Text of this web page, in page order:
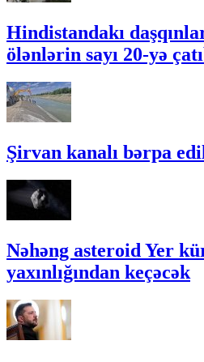
Hindistandakı
ölənlərin sayı 20-yə
Şirvan kanalı bərpa
Nəhəng asteroid Yer
yaxınlığından keçəcək